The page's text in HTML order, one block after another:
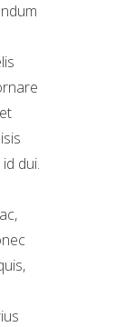
dui.